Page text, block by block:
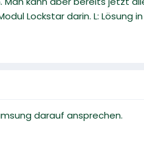
Lockstar darin. L: Lösung
darauf ansprechen.